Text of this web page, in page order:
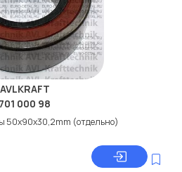
AVLKRAFT
701 000 98
50x90x30,2mm (отдельно)